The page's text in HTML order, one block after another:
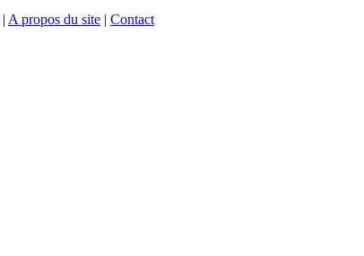
| A propos du site | Contact